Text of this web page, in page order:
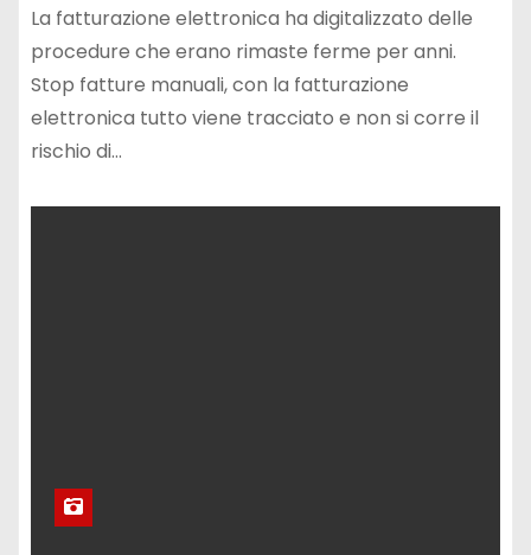
La fatturazione elettronica ha digitalizzato delle
procedure che erano rimaste ferme per anni.
Stop fatture manuali, con la fatturazione
elettronica tutto viene tracciato e non si corre il
rischio di…